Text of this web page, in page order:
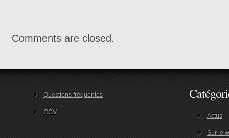
Comments are closed.
Questions fréquentes
CGV Actus
Sur le